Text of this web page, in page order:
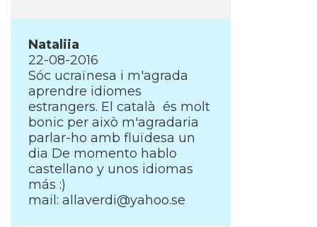
Nataliia
22-08-2016
Sóc ucraïnesa i m'agrada
aprendre idiomes
estrangers. El català és molt
bonic per això m'agradaria
parlar-ho amb fluïdesa un
dia De momento hablo
castellano y unos idiomas
más :)
mail: allaverdi@yahoo.se